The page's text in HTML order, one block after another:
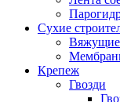
Сухие
Вяжущие
Крепеж
Гвозди